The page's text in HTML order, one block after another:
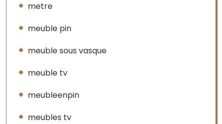
metre
meuble pin
meuble sous vasque
meuble tv
meubleenpin
meubles tv